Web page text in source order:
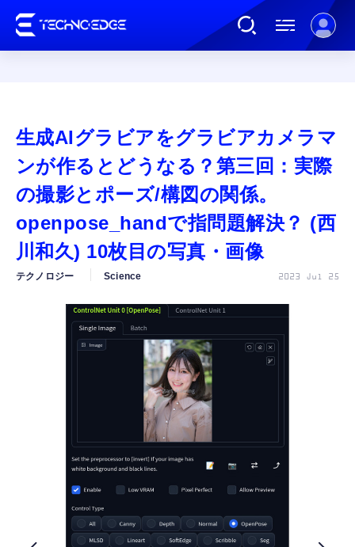
AI
ガジェット
ゲーム
カルチャー
公式ストア
FOLLOW US
生成AIグラビアをグラビアカメラマ
ンが作るとどうなる？第三回：実際
の撮影とポーズ/構図の関係。
openpose_handで指問題解決？ (西
川和久) 10枚目の写真・画像
テクノロジー Science 2023 Jul 25